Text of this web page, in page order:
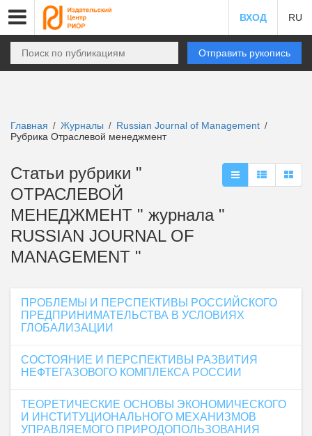
ВХОД RU
Отправить рукопись
Главная / Журналы / Russian Journal of Management /
Рубрика Отраслевой менеджмент
Статьи рубрики "
ОТРАСЛЕВОЙ
МЕНЕДЖМЕНТ " журнала "
RUSSIAN JOURNAL OF
MANAGEMENT "
ПРОБЛЕМЫ И ПЕРСПЕКТИВЫ РОССИЙСКОГО
ПРЕДПРИНИМАТЕЛЬСТВА В УСЛОВИЯХ
ГЛОБАЛИЗАЦИИ
СОСТОЯНИЕ И ПЕРСПЕКТИВЫ РАЗВИТИЯ
НЕФТЕГАЗОВОГО КОМПЛЕКСА РОССИИ
ТЕОРЕТИЧЕСКИЕ ОСНОВЫ ЭКОНОМИЧЕСКОГО
И ИНСТИТУЦИОНАЛЬНОГО МЕХАНИЗМОВ
УПРАВЛЯЕМОГО ПРИРОДОПОЛЬЗОВАНИЯ